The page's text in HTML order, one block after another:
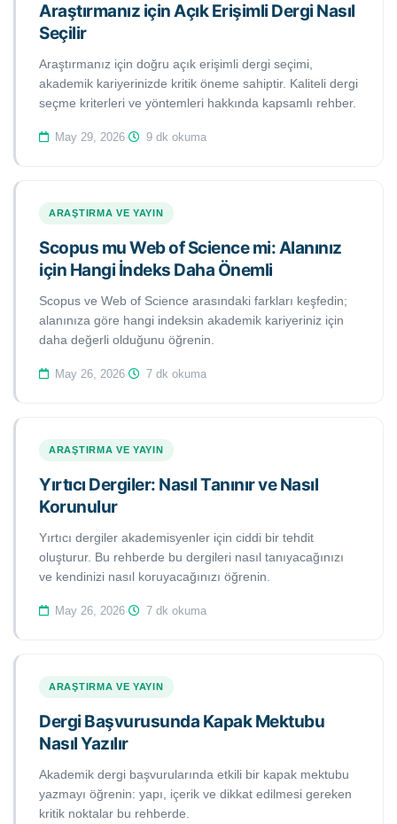
Araştırmanız için Açık Erişimli Dergi Nasıl
Seçilir
Araştırmanız için doğru açık erişimli dergi seçimi,
akademik kariyerinizde kritik öneme sahiptir. Kaliteli dergi
seçme kriterleri ve yöntemleri hakkında kapsamlı rehber.
May 29, 2026· 9 dk okuma
ARAŞTIRMA VE YAYIN
Scopus mu Web of Science mi: Alanınız
için Hangi İndeks Daha Önemli
Scopus ve Web of Science arasındaki farkları keşfedin;
alanınıza göre hangi indeksin akademik kariyeriniz için
daha değerli olduğunu öğrenin.
May 26, 2026· 7 dk okuma
ARAŞTIRMA VE YAYIN
Yırtıcı Dergiler: Nasıl Tanınır ve Nasıl
Korunulur
Yırtıcı dergiler akademisyenler için ciddi bir tehdit
oluşturur. Bu rehberde bu dergileri nasıl tanıyacağınızı
ve kendinizi nasıl koruyacağınızı öğrenin.
May 26, 2026· 7 dk okuma
ARAŞTIRMA VE YAYIN
Dergi Başvurusunda Kapak Mektubu
Nasıl Yazılır
Akademik dergi başvurularında etkili bir kapak mektubu
yazmayı öğrenin: yapı, içerik ve dikkat edilmesi gereken
kritik noktalar bu rehberde.